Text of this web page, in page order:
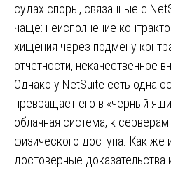
судах споры, связанные с
чаще: неисполнение
хищения через подмену
отчетности, некачественное
Однако у NetSuite есть одна
превращает его в «черный
облачная система, к
физического доступа. Как же
достоверные доказательства